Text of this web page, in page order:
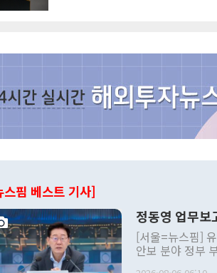
스핌 베스트 기사]
정동영 업무보
[서울=뉴스핌]
안보 분야 정부